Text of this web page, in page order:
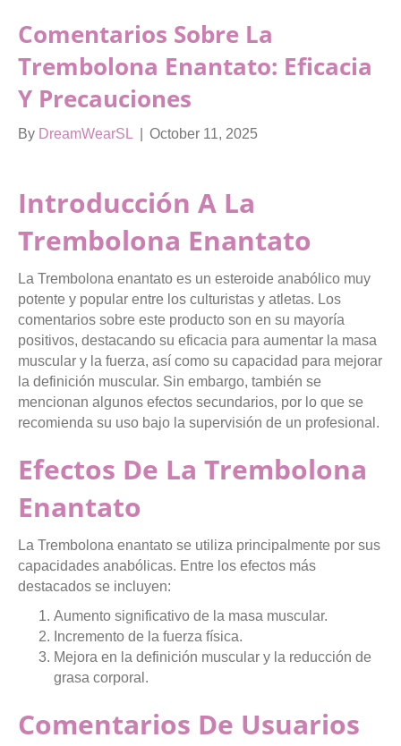
Comentarios Sobre La
Trembolona Enantato: Eficacia
Y Precauciones
By DreamWearSL October 11, 2025
Introducción A La
Trembolona Enantato
La Trembolona enantato es un esteroide anabólico muy
potente y popular entre los culturistas y atletas. Los
comentarios sobre este producto son en su mayoría
positivos, destacando su eficacia para aumentar la masa
muscular y la fuerza, así como su capacidad para mejorar
la definición muscular. Sin embargo, también se
mencionan algunos efectos secundarios, por lo que se
recomienda su uso bajo la supervisión de un profesional.
Efectos De La Trembolona
Enantato
La Trembolona enantato se utiliza principalmente por sus
capacidades anabólicas. Entre los efectos más
destacados se incluyen:
Aumento significativo de la masa muscular.
Incremento de la fuerza física.
Mejora en la definición muscular y la reducción de
grasa corporal.
Comentarios De Usuarios